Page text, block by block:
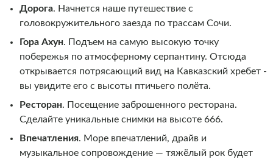
Дорога. Начнется наше путешествие с
головокружительного заезда по трассам Сочи.
Гора Ахун. Подъем на самую высокую точку
побережья по атмосферному серпантину. Отсюда
открывается потрясающий вид на Кавказский хребет -
вы увидите его с высоты птичьего полёта.
Ресторан. Посещение заброшенного ресторана.
Сделайте уникальные снимки на высоте 666.
Впечатления. Море впечатлений, драйв и
музыкальное сопровождение — тяжёлый рок будет